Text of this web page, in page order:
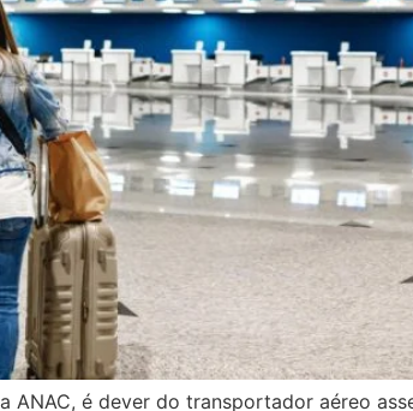
ANAC, é dever do transportador aéreo